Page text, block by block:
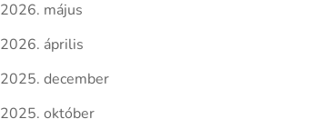
2026. május
2026. április
2025. december
2025. október